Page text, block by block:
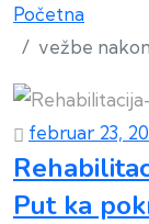
Početna
vežbe
februar 23,
Put ka